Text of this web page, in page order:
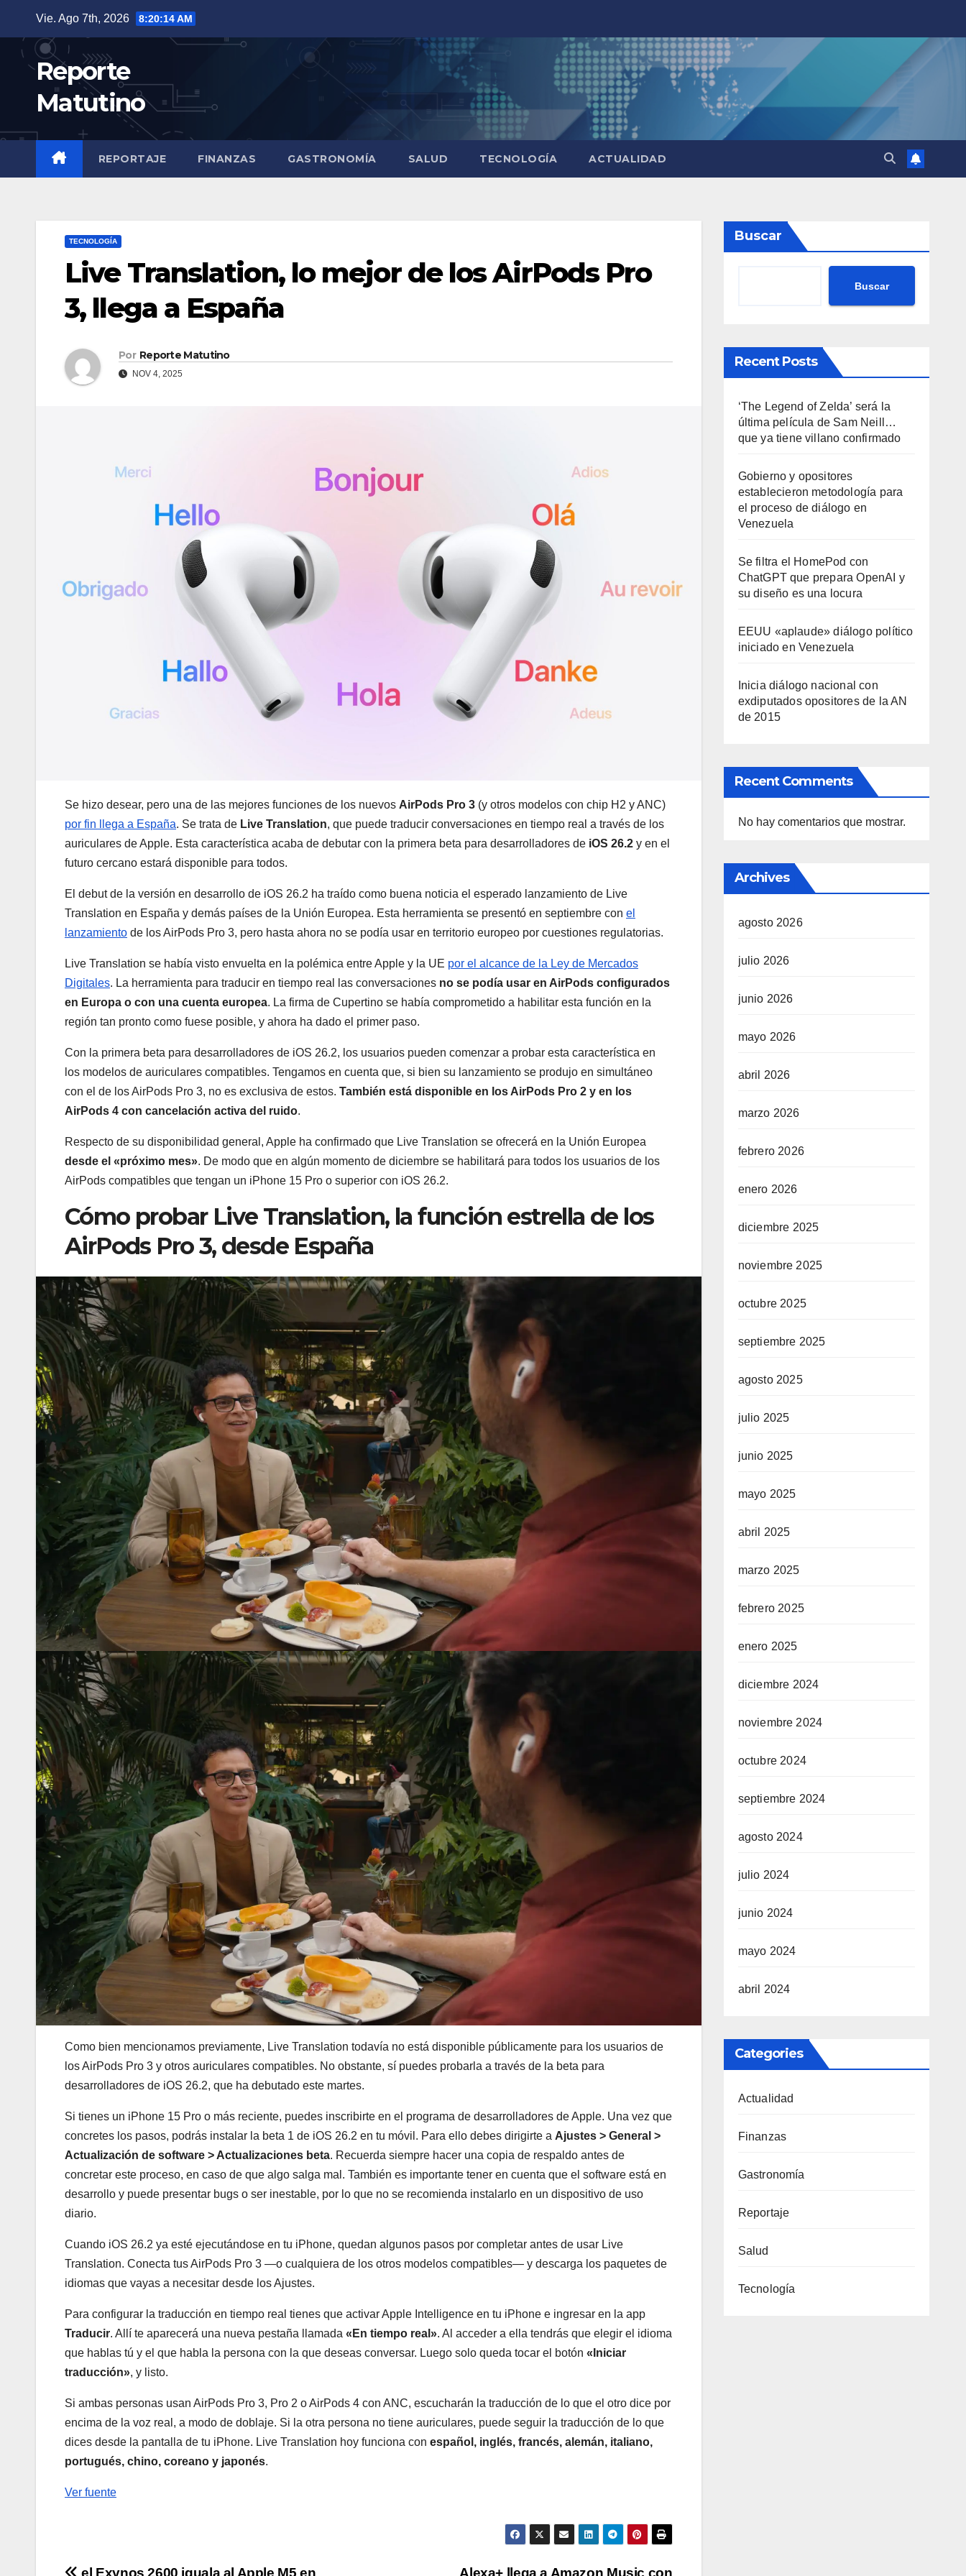
contenido
Vie. Ago 7th, 2026 8:20:16 AM
Reporte
Matutino
REPORTAJE FINANZAS GASTRONOMÍA SALUD TECNOLOGÍA ACTUALIDAD
TECNOLOGÍA
Live Translation, lo mejor de los AirPods Pro
3, llega a España
Por Reporte Matutino
NOV 4, 2025
Se hizo desear, pero una de las mejores funciones de los nuevos AirPods Pro 3 (y otros modelos con chip H2 y ANC)
por fin llega a España. Se trata de Live Translation, que puede traducir conversaciones en tiempo real a través de los
auriculares de Apple. Esta característica acaba de debutar con la primera beta para desarrolladores de iOS 26.2 y en el
futuro cercano estará disponible para todos.
El debut de la versión en desarrollo de iOS 26.2 ha traído como buena noticia el esperado lanzamiento de Live
Translation en España y demás países de la Unión Europea. Esta herramienta se presentó en septiembre con el
lanzamiento de los AirPods Pro 3, pero hasta ahora no se podía usar en territorio europeo por cuestiones regulatorias.
Live Translation se había visto envuelta en la polémica entre Apple y la UE por el alcance de la Ley de Mercados
Digitales. La herramienta para traducir en tiempo real las conversaciones no se podía usar en AirPods configurados
en Europa o con una cuenta europea. La firma de Cupertino se había comprometido a habilitar esta función en la
región tan pronto como fuese posible, y ahora ha dado el primer paso.
Con la primera beta para desarrolladores de iOS 26.2, los usuarios pueden comenzar a probar esta característica en
los modelos de auriculares compatibles. Tengamos en cuenta que, si bien su lanzamiento se produjo en simultáneo
con el de los AirPods Pro 3, no es exclusiva de estos. También está disponible en los AirPods Pro 2 y en los
AirPods 4 con cancelación activa del ruido.
Respecto de su disponibilidad general, Apple ha confirmado que Live Translation se ofrecerá en la Unión Europea
desde el «próximo mes». De modo que en algún momento de diciembre se habilitará para todos los usuarios de los
AirPods compatibles que tengan un iPhone 15 Pro o superior con iOS 26.2.
Cómo probar Live Translation, la función estrella de los
AirPods Pro 3, desde España
Como bien mencionamos previamente, Live Translation todavía no está disponible públicamente para los usuarios de
los AirPods Pro 3 y otros auriculares compatibles. No obstante, sí puedes probarla a través de la beta para
desarrolladores de iOS 26.2, que ha debutado este martes.
Si tienes un iPhone 15 Pro o más reciente, puedes inscribirte en el programa de desarrolladores de Apple. Una vez que
concretes los pasos, podrás instalar la beta 1 de iOS 26.2 en tu móvil. Para ello debes dirigirte a Ajustes > General >
Actualización de software > Actualizaciones beta. Recuerda siempre hacer una copia de respaldo antes de
concretar este proceso, en caso de que algo salga mal. También es importante tener en cuenta que el software está en
desarrollo y puede presentar bugs o ser inestable, por lo que no se recomienda instalarlo en un dispositivo de uso
diario.
Cuando iOS 26.2 ya esté ejecutándose en tu iPhone, quedan algunos pasos por completar antes de usar Live
Translation. Conecta tus AirPods Pro 3 —o cualquiera de los otros modelos compatibles— y descarga los paquetes de
idiomas que vayas a necesitar desde los Ajustes.
Para configurar la traducción en tiempo real tienes que activar Apple Intelligence en tu iPhone e ingresar en la app
Traducir. Allí te aparecerá una nueva pestaña llamada «En tiempo real». Al acceder a ella tendrás que elegir el idioma
que hablas tú y el que habla la persona con la que deseas conversar. Luego solo queda tocar el botón «Iniciar
traducción», y listo.
Si ambas personas usan AirPods Pro 3, Pro 2 o AirPods 4 con ANC, escucharán la traducción de lo que el otro dice por
encima de la voz real, a modo de doblaje. Si la otra persona no tiene auriculares, puede seguir la traducción de lo que
dices desde la pantalla de tu iPhone. Live Translation hoy funciona con español, inglés, francés, alemán, italiano,
portugués, chino, coreano y japonés.
Ver fuente
Alexa+ llega a Amazon Music con
el Exynos 2600 iguala al Apple M5 en
Buscar
Buscar
Recent Posts
‘The Legend of Zelda’ será la
última película de Sam Neill…
que ya tiene villano confirmado
Gobierno y opositores
establecieron metodología para
el proceso de diálogo en
Venezuela
Se filtra el HomePod con
ChatGPT que prepara OpenAI y
su diseño es una locura
EEUU «aplaude» diálogo político
iniciado en Venezuela
Inicia diálogo nacional con
exdiputados opositores de la AN
de 2015
Recent Comments
No hay comentarios que mostrar.
Archives
agosto 2026
julio 2026
junio 2026
mayo 2026
abril 2026
marzo 2026
febrero 2026
enero 2026
diciembre 2025
noviembre 2025
octubre 2025
septiembre 2025
agosto 2025
julio 2025
junio 2025
mayo 2025
abril 2025
marzo 2025
febrero 2025
enero 2025
diciembre 2024
noviembre 2024
octubre 2024
septiembre 2024
agosto 2024
julio 2024
junio 2024
mayo 2024
abril 2024
Categories
Actualidad
Finanzas
Gastronomía
Reportaje
Salud
Tecnología